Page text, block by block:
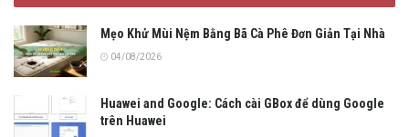
Mẹo Khử Mùi Nệm Bằng Bã Cà Phê Đơn Giản Tại Nhà
04/08/2026
Huawei and Google: Cách cài GBox để dùng Google
trên Huawei